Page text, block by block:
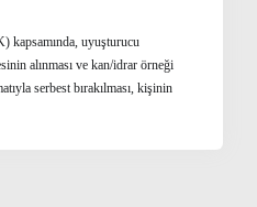
kapsamında, uyuşturucu
alınması ve kan/idrar örneği
serbest bırakılması, kişinin